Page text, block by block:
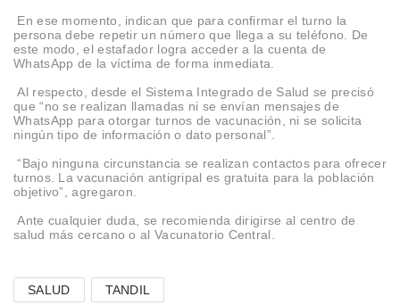
En ese momento, indican que para confirmar el turno la
persona debe repetir un número que llega a su teléfono. De
este modo, el estafador logra acceder a la cuenta de
WhatsApp de la víctima de forma inmediata.
Al respecto, desde el Sistema Integrado de Salud se precisó
que “no se realizan llamadas ni se envían mensajes de
WhatsApp para otorgar turnos de vacunación, ni se solicita
ningún tipo de información o dato personal”.
“Bajo ninguna circunstancia se realizan contactos para ofrecer
turnos. La vacunación antigripal es gratuita para la población
objetivo”, agregaron.
Ante cualquier duda, se recomienda dirigirse al centro de
salud más cercano o al Vacunatorio Central.
SALUD TANDIL